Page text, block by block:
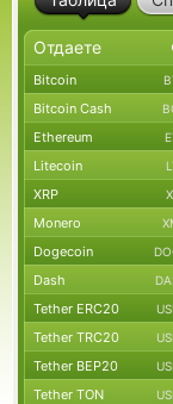
Bitcoin
Bitcoin Cash
Ethereum
Litecoin
XRP
Monero
Dogecoin
Dash
Tether ERC20
Tether TRC20
Tether BEP20
Tether TON